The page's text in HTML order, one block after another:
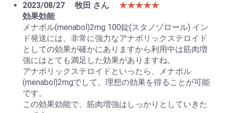
2023/08/27
牧田 さん
★★★★★
効果効能
メナボル(menabol)2mg 100錠(スタノゾロール) イン
ド発送には、非常に強力なアナボリックステロイド
としての効果が確かにありますから利用中は筋肉増
強にはとても満足した効果がありますね。
アナボリックステロイドといったら、メナボル
(menabol)2mgでして、理想の効果を得ることが可能
です。
この効果効能で、筋肉増強はしっかりとしていきた